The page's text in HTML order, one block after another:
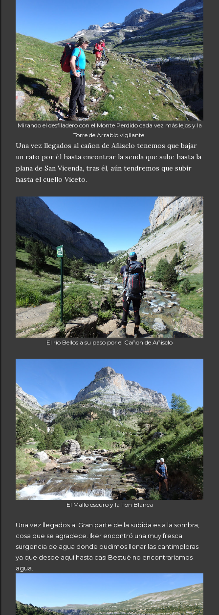
Mirando el desfiladero con el Monte Perdido cada vez más lejos y la
Torre de Arrablo vigilante.
Una vez llegados al cañon de Añisclo tenemos que bajar
un rato por él hasta encontrar la senda que sube hasta la
plana de San Vicenda, tras él, aún tendremos que subir
hasta el cuello Viceto.
El río Bellos a su paso por el Cañon de Añisclo
El Mallo oscuro y la Fon Blanca
Una vez llegados al Gran parte de la subida es a la sombra,
cosa que se agradece. Iker encontró una muy fresca
surgencia de agua donde pudimos llenar las cantimploras
ya que desde aquí hasta casi Bestué no encontraríamos
agua.